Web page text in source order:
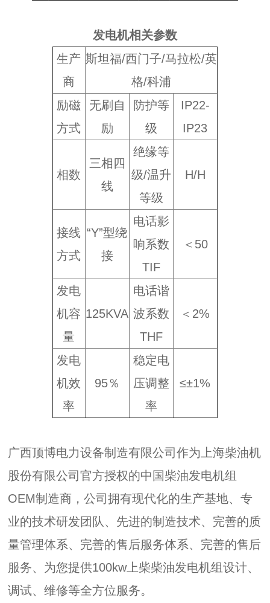
发电机相关参数
生产
商
斯坦福/西门子/马拉松/英
格/科浦
励磁
方式
无刷自
励
防护等
级
IP22-
IP23
相数
三相四
线
绝缘等
级/温升
等级
H/H
接线
方式
“Y”型绕
接
电话影
响系数
TIF
＜50
发电
机容
量
125KVA
电话谐
波系数
THF
＜2%
发电
机效
率
95％
稳定电
压调整
率
≤±1%
广西顶博电力设备制造有限公司作为上海柴油机
股份有限公司官方授权的中国柴油发电机组
OEM制造商，公司拥有现代化的生产基地、专
业的技术研发团队、先进的制造技术、完善的质
量管理体系、完善的售后服务体系、完善的售后
服务、为您提供100kw上柴柴油发电机组设计、
调试、维修等全方位服务。